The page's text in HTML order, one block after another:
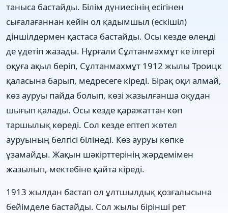
таныса бастайды. Білім дүниесінің есігінен
сығалағаннан кейін ол қадымшыл (ескішіл)
діншілдермен қастаса бастайды. Осы кезде өлеңді
де үдетіп жазады. Нұрғали Сұлтанмахмұт ке ілгері
оқуға ақыл беріп, Сұлтанмахмұт 1912 жылы Троицк
қаласына барып, медресеге кіреді. Бірақ оқи алмай,
көз ауруы пайда болып, көзі жазылғанша оқудан
шығып қалады. Осы кезде қаражаттан көп
таршылық көреді. Сол кезде ептеп жөтел
ауруының белгісі білінеді. Көз ауруы көпке
ұзамайды. Жақын шəкірттерінің жəрдемімен
жазылып, мектебіне қайта кіреді.
1913 жылдан бастап ол ұлтшылдық қозғалысына
бейімделе бастайды. Сол жылы бірінші рет